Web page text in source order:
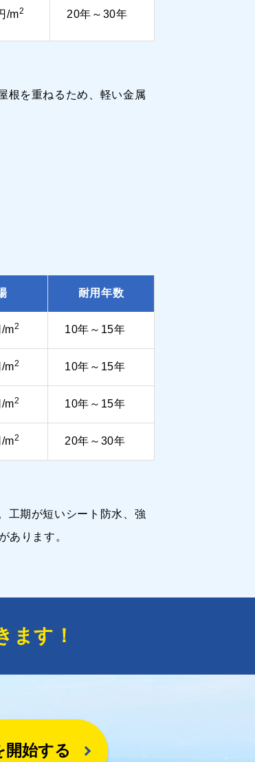
/m2 20年～30年
根を重ねるため、軽い金属
耐用年数
m2 10年～15年
m2 10年～15年
m2 10年～15年
m2 20年～30年
工期が短いシート防水、強
あります。
ます！
開始する